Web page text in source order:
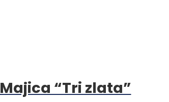
Majica “Tri zlata”